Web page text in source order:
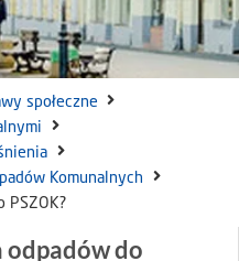
społeczne
Komunalnych
PSZOK?
odpadów do